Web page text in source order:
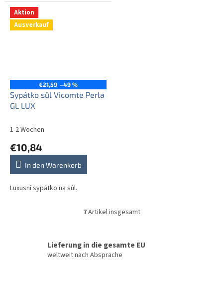
Aktion
Ausverkauf
€21,59 –49 %
Sypátko sůl Vicomte Perla
GL LUX
1-2 Wochen
€10,84
In den Warenkorb
Luxusní sypátko na sůl.
S
u
e
7Artikel insgesamt
Lieferung in die gesamte EU
weltweit nach Absprache